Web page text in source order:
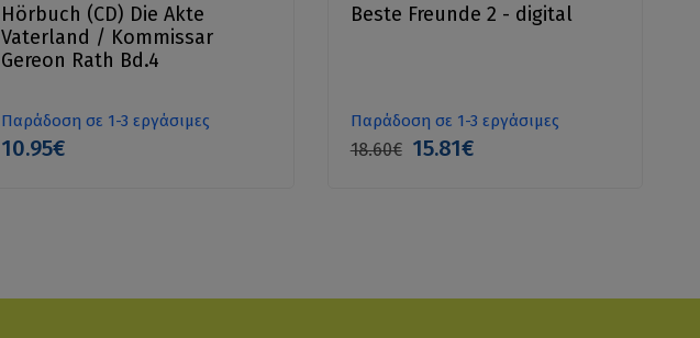
Hörbuch (CD) Die Akte
Vaterland / Kommissar
Gereon Rath Bd.4
Παράδοση σε 1-3 εργάσιμες
10.95€
Beste Freunde 2 - digital
Παράδοση σε 1-3 εργάσιμες
18.60€ 15.81€